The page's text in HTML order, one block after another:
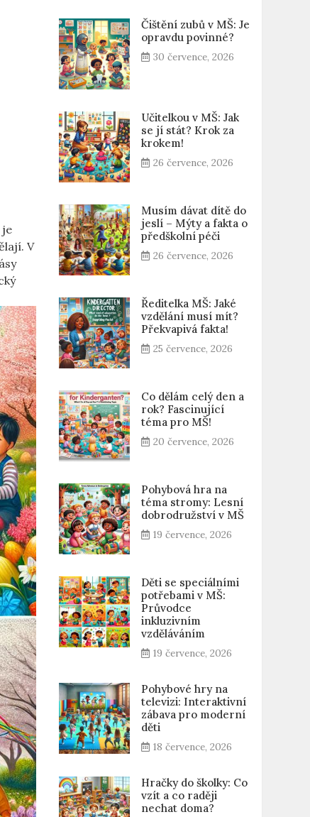
je
V
Čištění zubů v MŠ: Je
opravdu povinné?
30 července, 2026
Učitelkou v MŠ: Jak
se jí stát? Krok za
krokem!
26 července, 2026
Musím dávat dítě do
jeslí – Mýty a fakta o
předškolní péči
26 července, 2026
Ředitelka MŠ: Jaké
vzdělání musí mít?
Překvapivá fakta!
25 července, 2026
Co dělám celý den a
rok? Fascinující
téma pro MŠ!
20 července, 2026
Pohybová hra na
téma stromy: Lesní
dobrodružství v MŠ
19 července, 2026
Děti se speciálními
potřebami v MŠ:
Průvodce
inkluzivním
vzděláváním
19 července, 2026
Pohybové hry na
televizi: Interaktivní
zábava pro moderní
děti
18 července, 2026
Hračky do školky: Co
vzít a co raději
nechat doma?